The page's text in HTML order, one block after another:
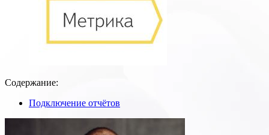
Содержание:
Подключение отчётов